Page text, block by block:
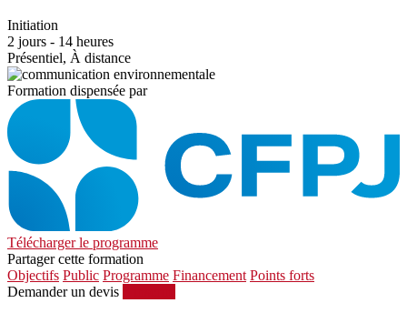
Initiation
2 jours - 14 heures
Présentiel, À distance
Formation dispensée par
Télécharger le programme
Partager cette formation
Objectifs Public Programme Financement Points forts
Demander un devis